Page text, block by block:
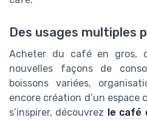
Des usages multiples
Acheter du café en gros,
nouvelles façons de
boissons variées,
encore création d’un espace
s’inspirer, découvrez
le café